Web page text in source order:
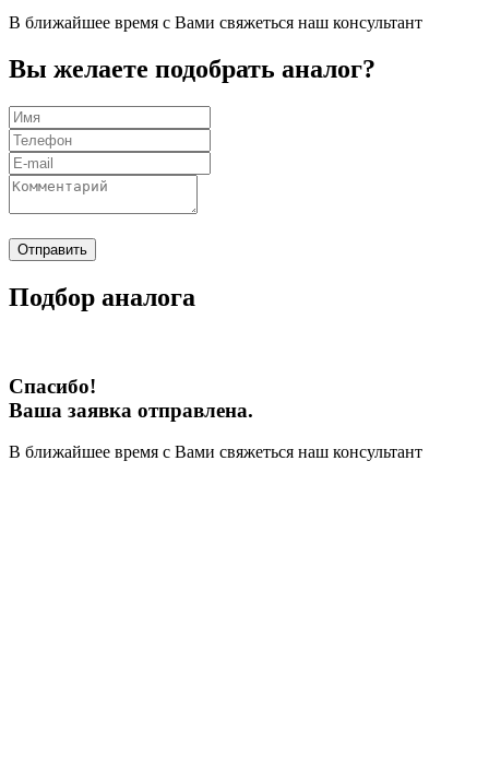
В ближайшее время с Вами свяжеться наш консультант
Вы желаете подобрать аналог?
Отправить
Подбор аналога
Спасибо!
Ваша заявка отправлена.
В ближайшее время с Вами свяжеться наш консультант